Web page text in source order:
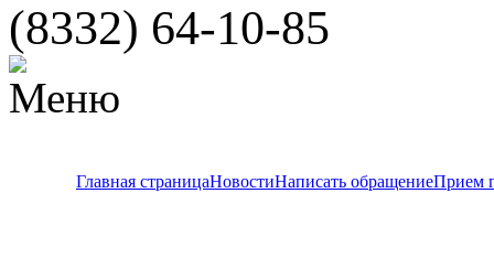
(8332) 64-10-85
Главная страницаНовостиНаписать обращениеПрием